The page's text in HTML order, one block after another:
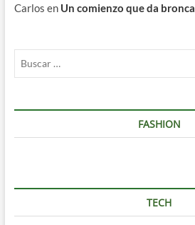
Carlos en Un comienzo que da bronca
FASHION
TECH